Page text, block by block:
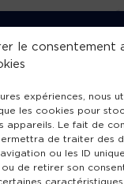
le consentement
expériences, nous
les cookies pour
appareils. Le fait de
de traiter des
ou les ID
ou de retirer son
SUIVEZ-NOUS !